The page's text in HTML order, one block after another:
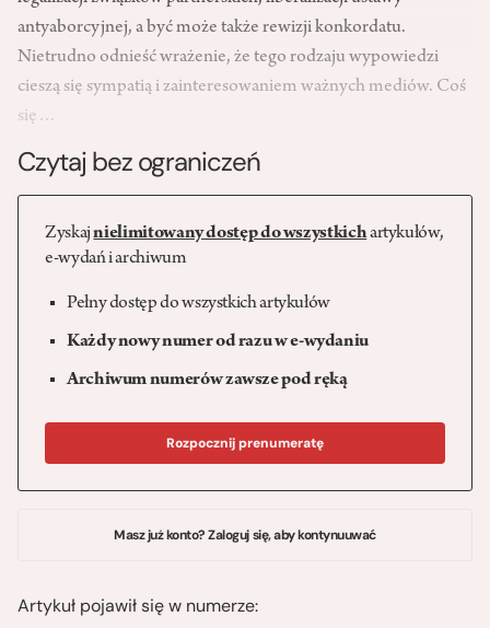
antyaborcyjnej, a być może także rewizji konkordatu.
Nietrudno odnieść wrażenie, że tego rodzaju wypowiedzi
cieszą się sympatią i zainteresowaniem ważnych mediów. Coś
się…
Czytaj bez ograniczeń
Zyskajnielimitowany dostęp do wszystkichartykułów,
e-wydań i archiwum
Pełny dostęp do wszystkich artykułów
Każdy nowy numer od razu w e-wydaniu
Archiwum numerów zawsze pod ręką
Rozpocznij prenumeratę
Masz już konto? Zaloguj się, aby kontynuuwać
Artykuł pojawił się w numerze: